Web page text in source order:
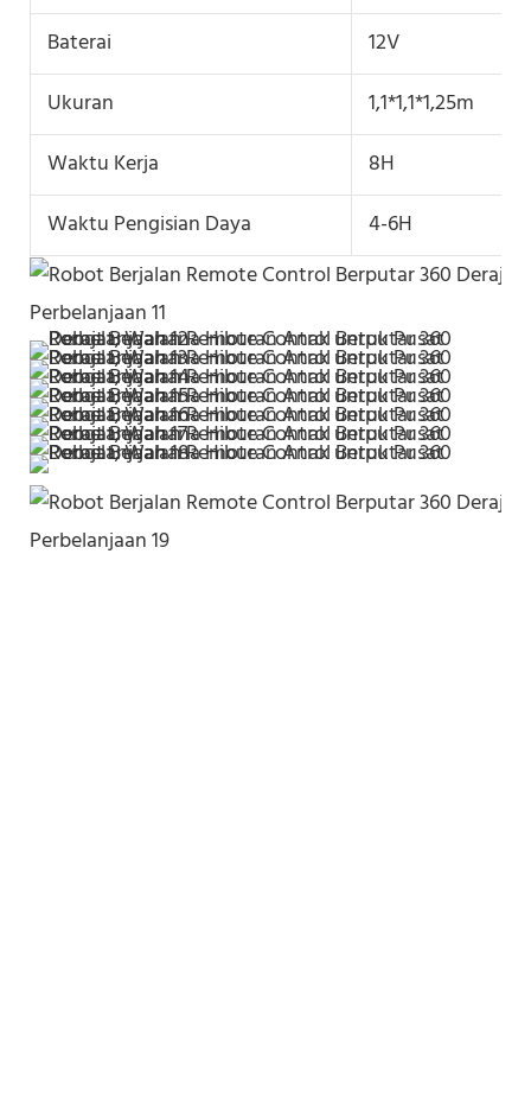
Baterai
12V
Ukuran
1,1*1,1*1,25m
Waktu Kerja
8H
Waktu Pengisian Daya
4-6H